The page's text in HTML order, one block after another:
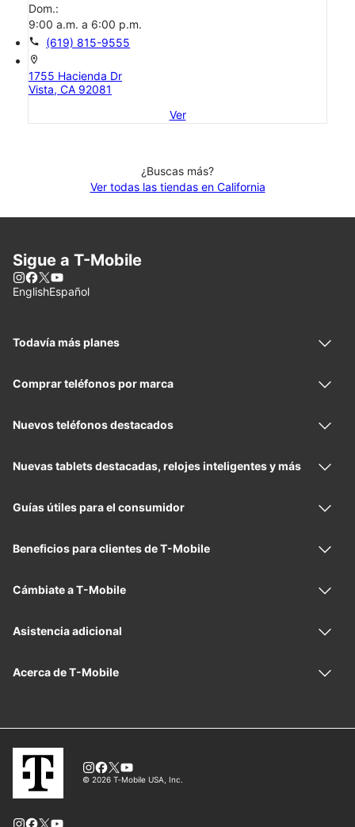
Dom.:
9:00 a.m. a 6:00 p.m.
call (619) 815-9555
location_on
1755 Hacienda Dr
Vista, CA 92081
Ver
¿Buscas más?
Ver todas las tiendas en California